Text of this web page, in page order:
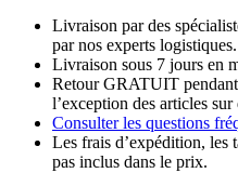
Livraison par des
par nos experts logistiques.
Livraison sous 7 jours en
Retour GRATUIT
l’exception des articles
Consulter les questions
Les frais d’expédition, les
pas inclus dans le prix.